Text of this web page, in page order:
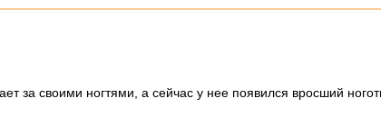
за своими ногтями, а сейчас у нее появился вросший